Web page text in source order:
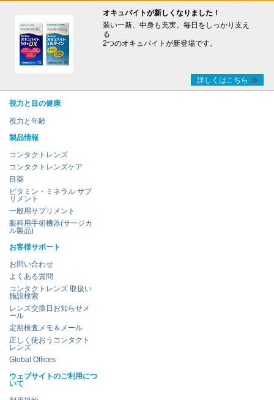
オキュバイトが新しくなりました！
装い一新、中身も充実。毎日をしっかり支え
る
2つのオキュバイトが新登場です。
詳しくはこちら
視力と目の健康
視力と年齢
製品情報
コンタクトレンズ
コンタクトレンズケア
目薬
ビタミン・ミネラル サプ
リメント
一般用サプリメント
眼科用手術機器(サージカ
ル製品)
お客様サポート
お問い合わせ
よくある質問
コンタクトレンズ 取扱い
施設検索
レンズ交換日お知らせメ
ール
定期検査メモ＆メール
正しく使おうコンタクト
レンズ
Global Offices
ウェブサイトのご利用につ
いて